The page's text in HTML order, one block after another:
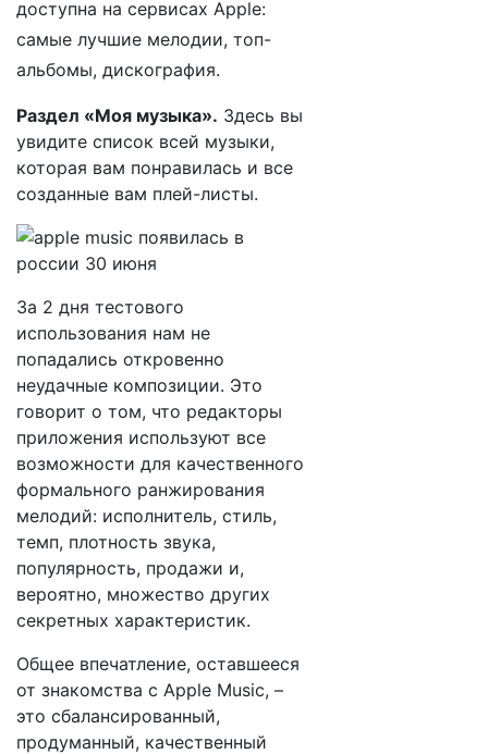
доступна на сервисах Apple:
самые лучшие мелодии, топ-
альбомы, дискография.
Раздел «Моя музыка». Здесь вы
увидите список всей музыки,
которая вам понравилась и все
созданные вам плей-листы.
За 2 дня тестового
использования нам не
попадались откровенно
неудачные композиции. Это
говорит о том, что редакторы
приложения используют все
возможности для качественного
формального ранжирования
мелодий: исполнитель, стиль,
темп, плотность звука,
популярность, продажи и,
вероятно, множество других
секретных характеристик.
Общее впечатление, оставшееся
от знакомства с Apple Music, –
это сбалансированный,
продуманный, качественный